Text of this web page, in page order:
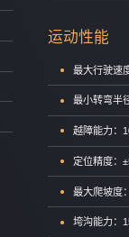
运动性能
最大行驶速
最小转弯半
越障能力：
定位精度：
最大爬坡度
垮沟能力：